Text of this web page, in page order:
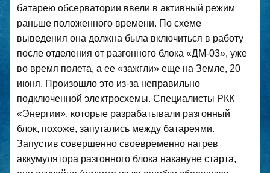
батарею обсерватории ввели в активный режим
раньше положенного времени. По схеме
выведения она должна была включиться в работу
после отделения от разгонного блока «ДМ-03», уже
во время полета, а ее «зажгли» еще на Земле, 20
июня. Произошло это из-за неправильно
подключенной электросхемы. Специалисты РКК
«Энергии», которые разрабатывали разгонный
блок, похоже, запутались между батареями.
Запустив совершенно своевременно нагрев
аккумулятора разгонного блока накануне старта,